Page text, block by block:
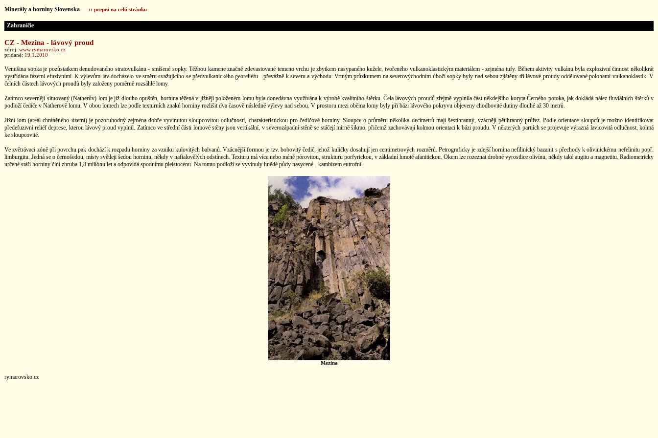
Minerály a horniny Slovenska :: prepni na celú stránku
Zahraničie
CZ - Mezina - lávový proud
zdroj: www.rymarovsko.cz
pridané: 19.1.2010
Venušina sopka je pozůstatkem denudovaného stratovulkánu - smíšené sopky. Těžbou kamene značně zdevastované temeno vrchu je zbytkem nasypaného kužele, tvořeného vulkanoklastickým materiálem - zejména tufy. Během aktivity vulkánu byla explozivní činnost několikrát
vystřídána fázemi efuzivními. K výlevům láv docházelo ve směru svažujícího se předvulkanického georeliéfu - převážně k severu a východu. Vrtným průzkumem na severovýchodním úbočí sopky byly nad sebou zjištěny tři lávové proudy oddělované polohami vulkanoklastik. V
čelních částech lávových proudů byly založeny poměrně rozsáhlé lomy.
Zatímco severněji situovaný (Natherův) lom je již dlouho opuštěn, hornina těžená v jižněji položeném lomu byla donedávna využívána k výrobě kvalitního štěrku. Čela lávových proudů zřejmě vyplnila část někdejšího koryta Černého potoka, jak dokládá nález fluviálních štěrků v
podloží čediče v Natherově lomu. V obou lomech lze podle texturních znaků horniny rozlišit dva časově následné výlevy nad sebou. V prostoru mezi oběma lomy byly při bázi lávového pokryvu objeveny chodbovité dutiny dlouhé až 30 metrů.
Jižní lom (areál chráněného území) je pozoruhodný zejména dobře vyvinutou sloupcovitou odlučností, charakteristickou pro čedičové horniny. Sloupce o průměru několika decimetrů mají šestihranný, vzácněji pětihranný průřez. Podle orientace sloupců je možno identifikovat
předefuzivní reliéf deprese, kterou lávový proud vyplnil. Zatímco ve střední části lomové stěny jsou vertikální, v severozápadní stěně se stáčejí mírně šikmo, přičemž zachovávají kolmou orientaci k bázi proudu. V některých partiích se projevuje výrazná lavicovitá odlučnost, kolmá
ke sloupcovité.
Ve zvětrávací zóně při povrchu pak dochází k rozpadu horniny za vzniku kulovitých balvanů. Vzácnější formou je tzv. bobovitý čedič, jehož kuličky dosahují jen centimetrových rozměrů. Petrograficky je zdejší hornina nefilinický bazanit s přechody k olivinickému nefelinitu popř.
limburgitu. Jedná se o černošedou, místy světleji šedou horninu, někdy v nafialovělých odstínech. Texturu má více nebo méně pórovitou, strukturu porfyrickou, v základní hmotě afanitickou. Okem lze rozeznat drobné vyrostlice olivínu, někdy také augitu a magnetitu. Radiometricky
určené stáři horniny činí zhruba 1,8 miliónu let a odpovídá spodnímu pleistocénu. Na tomto podloží se vyvinuly hnědé půdy nasycené - kambizem eutrofní.
Mezina
rymarovsko.cz